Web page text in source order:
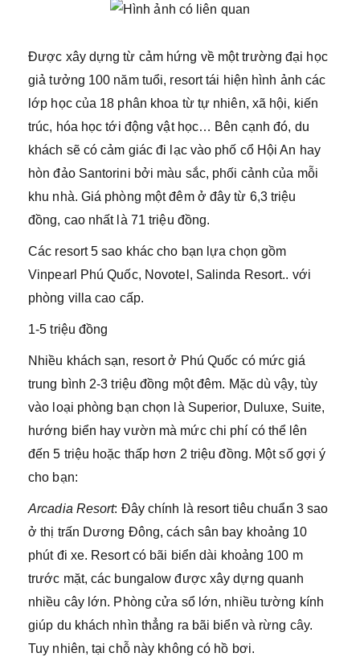
Được xây dựng từ cảm hứng về một trường đại học
giả tưởng 100 năm tuổi, resort tái hiện hình ảnh các
lớp học của 18 phân khoa từ tự nhiên, xã hội, kiến
trúc, hóa học tới động vật học… Bên cạnh đó, du
khách sẽ có cảm giác đi lạc vào phố cổ Hội An hay
hòn đảo Santorini bởi màu sắc, phối cảnh của mỗi
khu nhà. Giá phòng một đêm ở đây từ 6,3 triệu
đồng, cao nhất là 71 triệu đồng.
Các resort 5 sao khác cho bạn lựa chọn gồm
Vinpearl Phú Quốc, Novotel, Salinda Resort.. với
phòng villa cao cấp.
1-5 triệu đồng
Nhiều khách sạn, resort ở Phú Quốc có mức giá
trung bình 2-3 triệu đồng một đêm. Mặc dù vậy, tùy
vào loại phòng bạn chọn là Superior, Duluxe, Suite,
hướng biển hay vườn mà mức chi phí có thể lên
đến 5 triệu hoặc thấp hơn 2 triệu đồng. Một số gợi ý
cho bạn:
Arcadia Resort: Đây chính là resort tiêu chuẩn 3 sao
ở thị trấn Dương Đông, cách sân bay khoảng 10
phút đi xe. Resort có bãi biển dài khoảng 100 m
trước mặt, các bungalow được xây dựng quanh
nhiều cây lớn. Phòng cửa sổ lớn, nhiều tường kính
giúp du khách nhìn thẳng ra bãi biển và rừng cây.
Tuy nhiên, tại chỗ này không có hồ bơi.